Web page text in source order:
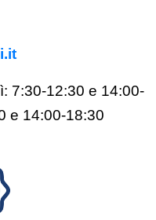
7:30-12:30 e 14:00-
e 14:00-18:30